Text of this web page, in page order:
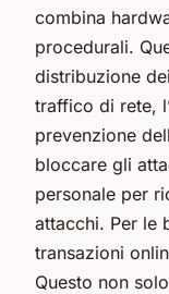
combina
procedurali.
distribuzione
traffico di rete,
prevenzione
bloccare gli
personale per
attacchi. Per le
transazioni
Questo non